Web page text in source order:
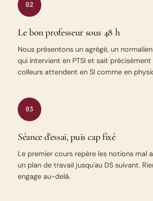
02
Le bon professeur sous 48 h
Nous présentons un agrégé, un
qui intervient en PTSI et sait précisément
colleurs attendent en SI comme en
03
Séance d'essai, puis cap fixé
Le premier cours repère les notions mal
un plan de travail jusqu'au DS suivant.
engage au-delà.